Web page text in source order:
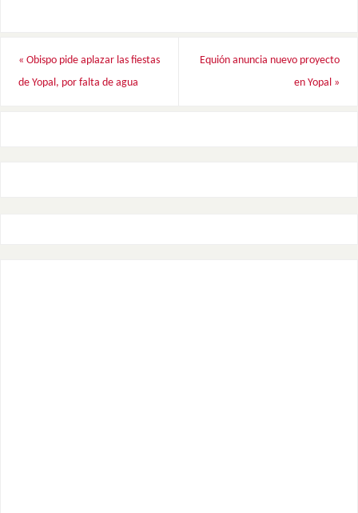
« Obispo pide aplazar las fiestas
de Yopal, por falta de agua
Equión anuncia nuevo proyecto
en Yopal »